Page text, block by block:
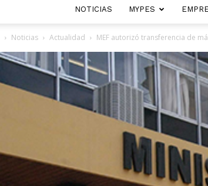
NOTICIAS MYPES
Noticias Actualidad MEF autorizó transferencia de